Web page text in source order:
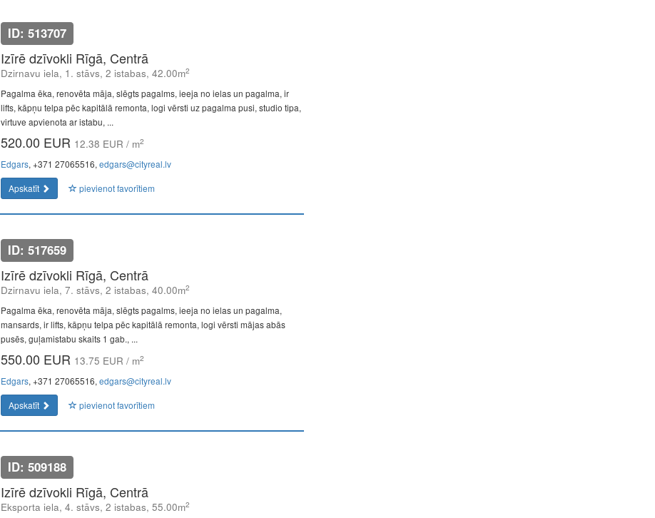
ID: 513707
Izīrē dzīvokli Rīgā, Centrā
Dzirnavu iela, 1. stāvs, 2 istabas, 42.00m2
Pagalma ēka, renovēta māja, slēgts pagalms, ieeja no ielas un pagalma, ir
lifts, kāpņu telpa pēc kapitālā remonta, logi vērsti uz pagalma pusi, studio tipa,
virtuve apvienota ar istabu, ...
520.00 EUR 12.38 EUR / m2
Edgars, +371 27065516, edgars@cityreal.lv
Apskatīt
pievienot favorītiem
ID: 517659
Izīrē dzīvokli Rīgā, Centrā
Dzirnavu iela, 7. stāvs, 2 istabas, 40.00m2
Pagalma ēka, renovēta māja, slēgts pagalms, ieeja no ielas un pagalma,
mansards, ir lifts, kāpņu telpa pēc kapitālā remonta, logi vērsti mājas abās
pusēs, guļamistabu skaits 1 gab., ...
550.00 EUR 13.75 EUR / m2
Edgars, +371 27065516, edgars@cityreal.lv
Apskatīt
pievienot favorītiem
ID: 509188
Izīrē dzīvokli Rīgā, Centrā
Eksporta iela, 4. stāvs, 2 istabas, 55.00m2